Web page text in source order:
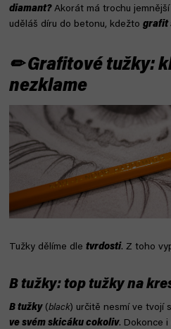
diamant?Akorát má trochu
uděláš díru do betonu, kdežto grafit
✏ Grafitové tužky:
nezklame
Tužky dělíme dle tvrdosti. Z toho
B tužky: top tužky na
B tužky(black) určitě nesmí ve tvojí
ve svém skicáku cokoliv. Dokonce i